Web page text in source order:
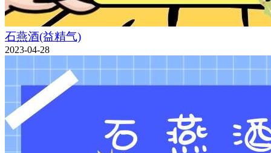
石燕酒(益精气)
2023-04-28